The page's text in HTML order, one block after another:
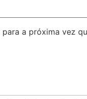
a próxima vez